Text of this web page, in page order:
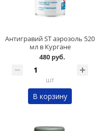
Антигравий ST аэрозоль 520
мл в Кургане
480 руб.
шт
В корзину